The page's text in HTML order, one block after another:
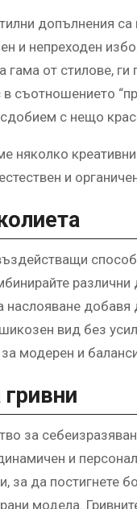
допълнения
и непреходен
от стилове,
съотношението
с нещо
няколко
и
наслояване
вид без
модерен и
за
и
за да постигнете
модела.